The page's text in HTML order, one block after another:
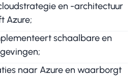
en -architectuur
Azure;
schaalbare en
naar Azure en waarborgt